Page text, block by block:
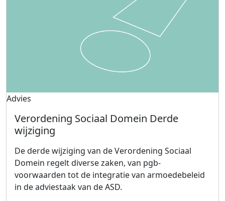
Advies
Verordening Sociaal Domein Derde
wijziging
De derde wijziging van de Verordening Sociaal
Domein regelt diverse zaken, van pgb-
voorwaarden tot de integratie van armoedebeleid
in de adviestaak van de ASD.